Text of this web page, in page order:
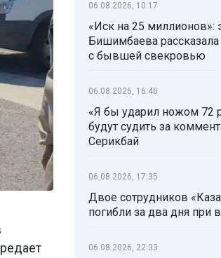
06.08.2026, 10:17
«Иск на 25 миллионов»:
Бишимбаева
с бывшей свекровью
06.08.2026, 16:46
«Я бы ударил ножом 72
будут судить за
Серикбай
06.08.2026, 17:35
Двое сотрудников
погибли за два дня при
06.08.2026, 22:33